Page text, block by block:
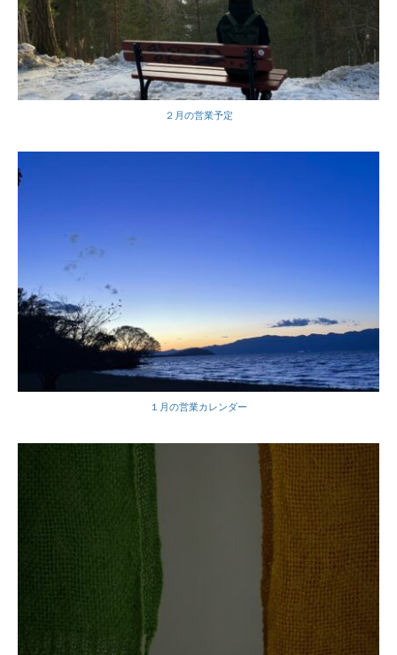
２月の営業予定
１月の営業カレンダー